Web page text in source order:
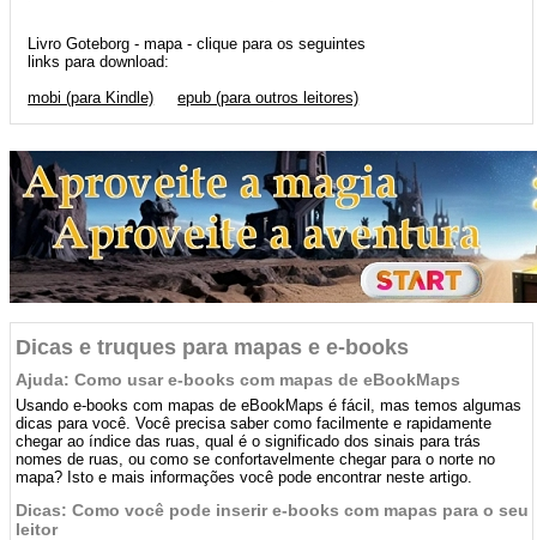
Livro Goteborg - mapa - clique para os seguintes
links para download:
mobi (para Kindle)
epub (para outros leitores)
Dicas e truques para mapas e e-books
Ajuda: Como usar e-books com mapas de eBookMaps
Usando e-books com mapas de eBookMaps é fácil, mas temos algumas
dicas para você. Você precisa saber como facilmente e rapidamente
chegar ao índice das ruas, qual é o significado dos sinais para trás
nomes de ruas, ou como se confortavelmente chegar para o norte no
mapa? Isto e mais informações você pode encontrar neste artigo.
Dicas: Como você pode inserir e-books com mapas para o seu
leitor